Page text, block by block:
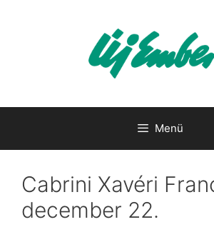
Menü
Cabrini Xavéri
december 22.